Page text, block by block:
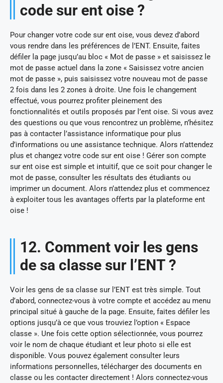
code sur ent oise ?
Pour changer votre code sur ent oise, vous devez d’abord
vous rendre dans les préférences de l’ENT. Ensuite, faites
défiler la page jusqu’au bloc « Mot de passe » et saisissez le
mot de passe actuel dans la zone « Saisissez votre ancien
mot de passe », puis saisissez votre nouveau mot de passe
2 fois dans les 2 zones à droite. Une fois le changement
effectué, vous pourrez profiter pleinement des
fonctionnalités et outils proposés par l’ent oise. Si vous avez
des questions ou que vous rencontrez un problème, n’hésitez
pas à contacter l’assistance informatique pour plus
d’informations ou une assistance technique. Alors n’attendez
plus et changez votre code sur ent oise ! Gérer son compte
sur ent oise est simple et intuitif, que ce soit pour changer le
mot de passe, consulter les résultats des étudiants ou
imprimer un document. Alors n’attendez plus et commencez
à exploiter tous les avantages offerts par la plateforme ent
oise !
12. Comment voir les gens
de sa classe sur l’ENT ?
Voir les gens de sa classe sur l’ENT est très simple. Tout
d’abord, connectez-vous à votre compte et accédez au menu
principal situé à gauche de la page. Ensuite, faites défiler les
options jusqu’à ce que vous trouviez l’option « Espace
classe ». Une fois cette option sélectionnée, vous pourrez
voir le nom de chaque étudiant et leur photo si elle est
disponible. Vous pouvez également consulter leurs
informations personnelles, télécharger des documents en
classe ou les contacter directement ! Alors connectez-vous